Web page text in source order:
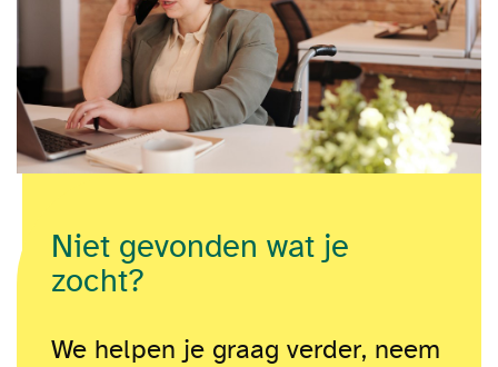
Niet gevonden wat je
zocht?
We helpen je graag verder, neem